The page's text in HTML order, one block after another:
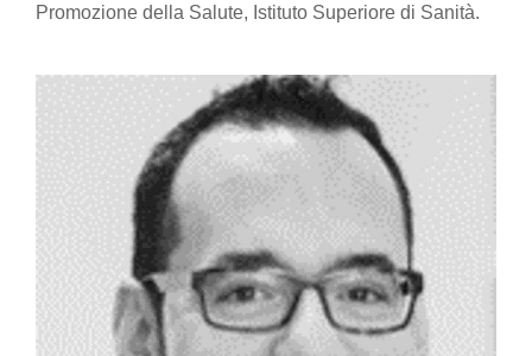
Promozione della Salute, Istituto Superiore di Sanità.